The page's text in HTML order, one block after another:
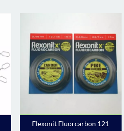
Flexonit Fluorcarbon 121